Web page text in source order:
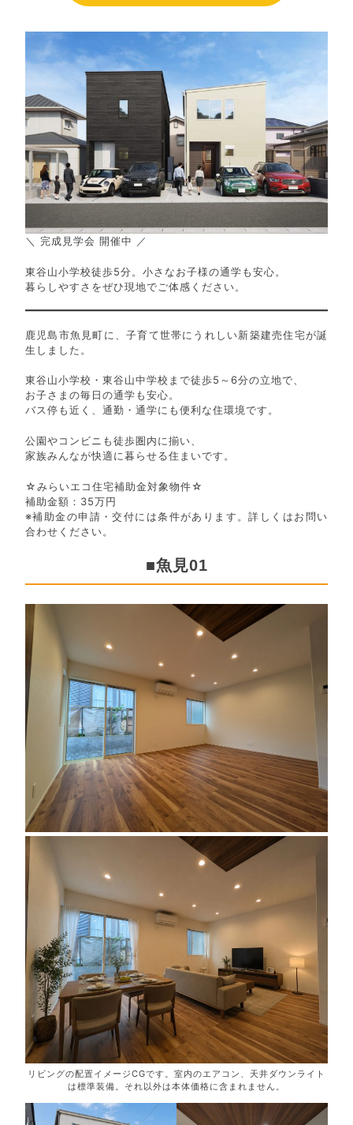
＼ 完成見学会 開催中 ／
東谷山小学校徒歩5分。小さなお子様の通学も安心。
暮らしやすさをぜひ現地でご体感ください。
鹿児島市魚見町に、子育て世帯にうれしい新築建売住宅が誕
生しました。
東谷山小学校・東谷山中学校まで徒歩5～6分の立地で、
お子さまの毎日の通学も安心。
バス停も近く、通勤・通学にも便利な住環境です。
公園やコンビニも徒歩圏内に揃い、
家族みんなが快適に暮らせる住まいです。
☆みらいエコ住宅補助金対象物件☆
補助金額：35万円
※補助金の申請・交付には条件があります。詳しくはお問い
合わせください。
■魚見01
リビングの配置イメージCGです。室内のエアコン、天井ダウンライト
は標準装備。それ以外は本体価格に含まれません。